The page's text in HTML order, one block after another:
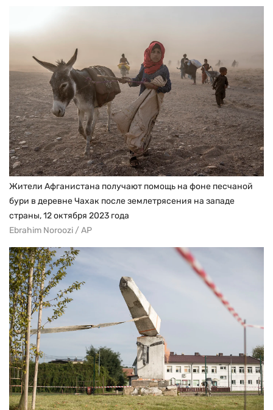
Жители Афганистана получают помощь на фоне песчаной
бури в деревне Чахак после землетрясения на западе
страны, 12 октября 2023 года
Ebrahim Noroozi / AP